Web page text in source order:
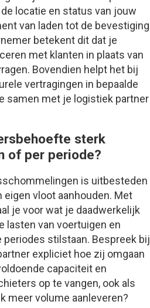
locatie en status van jouw
van laden tot de bevestiging
betekent dit dat je
met klanten in plaats van
Bovendien helpt het bij
vertragingen in bepaalde
samen met je logistiek partner
sterk
of per periode?
is uitbesteden
eigen vloot aanhouden. Met
je voor wat je daadwerkelijk
lasten van voertuigen en
stilstaan. Bespreek bij
expliciet hoe zij omgaan
capaciteit en
op te vangen, ook als
meer volume aanleveren?